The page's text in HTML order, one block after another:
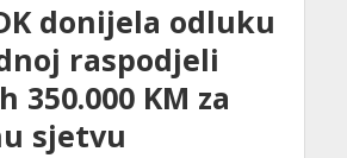
donijela odluku
raspodjeli
350.000 KM za
sjetvu